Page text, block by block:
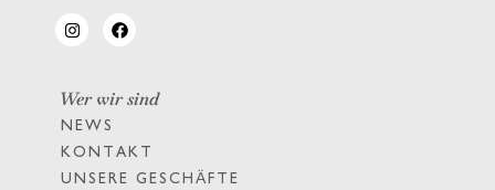
Wer wir sind
NEWS
KONTAKT
UNSERE GESCHÄFTE